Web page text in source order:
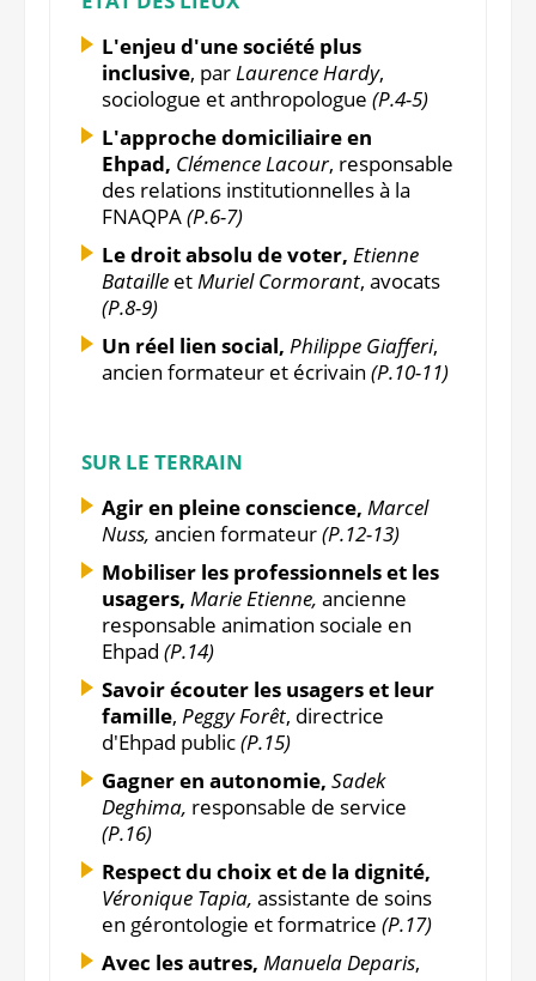
L'enjeu d'une société plus
inclusive, parLaurence Hardy,
sociologue et anthropologue (P.4-5)
L'approche domiciliaire en
Ehpad, Clémence Lacour, responsable
des relations institutionnelles à la
FNAQPA(P.6-7)
Le droit absolu de voter, Etienne
BatailleetMuriel Cormorant, avocats
(P.8-9)
Un réel lien social, Philippe Giafferi,
ancien formateur et écrivain (P.10-11)
SUR LE TERRAIN
Agir en pleine conscience, Marcel
Nuss, ancien formateur(P.12-13)
Mobiliser les professionnels et les
usagers, Marie Etienne, ancienne
responsable animation sociale en
Ehpad (P.14)
Savoir écouter les usagers et leur
famille, Peggy Forêt, directrice
d'Ehpad public(P.15)
Gagner en autonomie, Sadek
Deghima, responsable de service
(P.16)
Respect du choix et de la dignité,
Véronique Tapia, assistante de soins
en gérontologie et formatrice (P.17)
Avec les autres, Manuela Deparis,